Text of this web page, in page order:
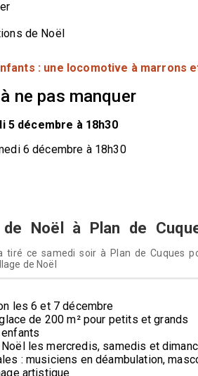
de Noël
: une locomotive à marrons
ne pas manquer
5 décembre à 18h30
6 décembre à 18h30
Noël à Plan de
tiré ce samedi soir à Plan de Cuques
de Noël
les 6 et 7 décembre
de 200 m² pour petits et grands
les mercredis, samedis et
: musiciens en déambulation,
artistique